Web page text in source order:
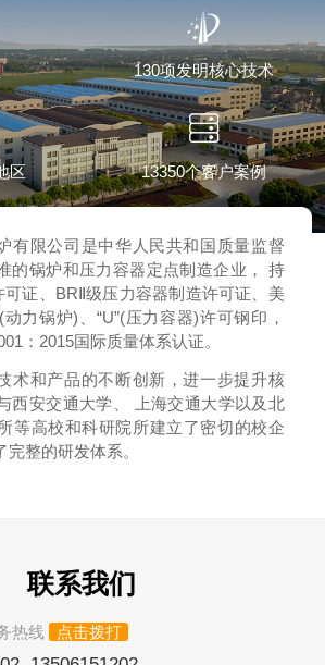
130项发明核心技术
区 13350个客户案例
有限公司是中华人民共和国质量监督
的锅炉和压力容器定点制造企业， 持
证、BRⅡ级压力容器制造许可证、美
动力锅炉)、“U”(压力容器)许可钢印，
：2015国际质量体系认证。
术和产品的不断创新，进一步提升核
西安交通大学、 上海交通大学以及北
等高校和科研院所建立了密切的校企
整的研发体系。
联系我们
热线 点击拨打